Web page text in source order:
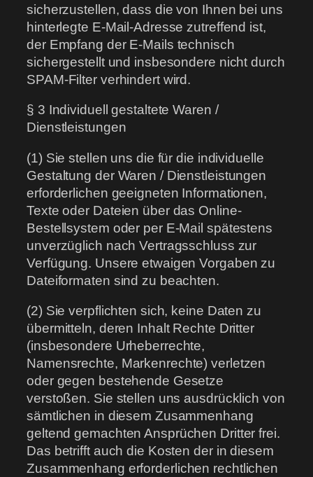
sicherzustellen, dass die von Ihnen bei uns
hinterlegte E-Mail-Adresse zutreffend ist,
der Empfang der E-Mails technisch
sichergestellt und insbesondere nicht durch
SPAM-Filter verhindert wird.
§ 3 Individuell gestaltete Waren /
Dienstleistungen
(1) Sie stellen uns die für die individuelle
Gestaltung der Waren / Dienstleistungen
erforderlichen geeigneten Informationen,
Texte oder Dateien über das Online-
Bestellsystem oder per E-Mail spätestens
unverzüglich nach Vertragsschluss zur
Verfügung. Unsere etwaigen Vorgaben zu
Dateiformaten sind zu beachten.
(2) Sie verpflichten sich, keine Daten zu
übermitteln, deren Inhalt Rechte Dritter
(insbesondere Urheberrechte,
Namensrechte, Markenrechte) verletzen
oder gegen bestehende Gesetze
verstoßen. Sie stellen uns ausdrücklich von
sämtlichen in diesem Zusammenhang
geltend gemachten Ansprüchen Dritter frei.
Das betrifft auch die Kosten der in diesem
Zusammenhang erforderlichen rechtlichen